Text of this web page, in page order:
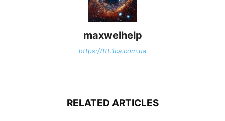
maxwelhelp
https://ttt.1ca.com.ua
RELATED ARTICLES